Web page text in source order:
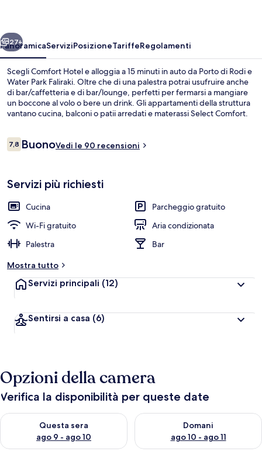
Avanti
27+
PanoramicaServiziPosizioneTariffeRegolamenti
Scegli Comfort Hotel e alloggia a 15 minuti in auto da Porto di Rodi e
Water Park Faliraki. Oltre che di una palestra potrai usufruire anche
di bar/caffetteria e di bar/lounge, perfetti per fermarsi a mangiare
un boccone al volo o bere un drink. Gli appartamenti della struttura
vantano cucina, balconi o patii arredati e materassi Select Comfort.
Recensioni
7,87,8 su 10
BuonoVedi le 90 recensioni
Servizi più richiesti
Cucina
Parcheggio gratuito
Wi-Fi gratuito
Aria condizionata
Palestra
Bar
Mostra tutto
Servizi principali (12)
Sentirsi a casa (6)
Opzioni della camera
Verifica la disponibilità per queste date
Questa sera
ago 9 - ago 10
Verifica la disponibilità per questa sera, ago 9 - ago 10
Domani
ago 10 - ago 11
Verifica la disponibilità per